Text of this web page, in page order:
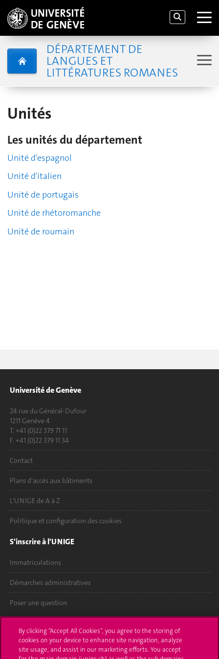
DÉPARTEMENT DE
LANGUES ET
LITTÉRATURES ROMANES
Unités
Les unités du département
Unité d'espagnol
Unité d'italien
Unité de portugais
Unité de rhétoromanche
Unité de roumain
Université de Genève
24 rue du Général-Dufour
1211 Genève 4
T. +41 (0)22 379 71 11
F. +41 (0)22 379 11 34
Contact
Plans d'accès aux bâtiments
L'UNIGE de A à Z
Politique et configuration des cookies
S'inscrire à l'UNIGE
Immatriculations
Démarches administratives
Poser une question
UNIGE Mobile
By clicking “Accept All Cookies”, you agree to the storing of
cookies on your device to enhance site navigation, analyze
site usage, and assist in our marketing efforts. You accept